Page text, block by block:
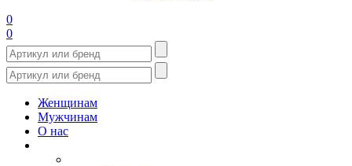
0
0
Женщинам
Мужчинам
О нас